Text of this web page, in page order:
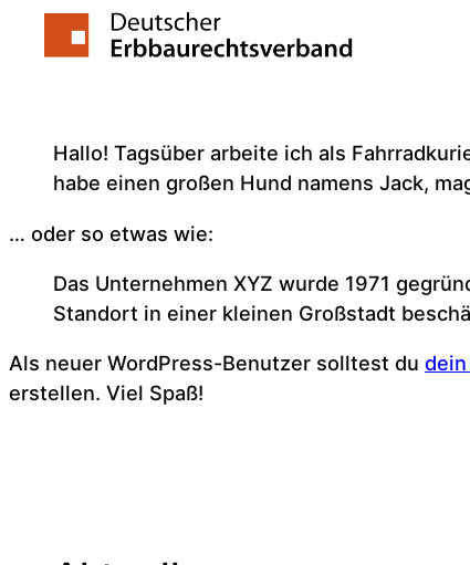
Inhalt
Dies ist eine Beispiel-Seite. Sie
Navigation angezeigt wird. Die meisten
Hallo! Tagsüber arbeite ich als
habe einen großen Hund namens Jack,
… oder so etwas wie:
Das Unternehmen XYZ wurde 1971
Standort in einer kleinen Großstadt
Als neuer WordPress-Benutzer solltest du
erstellen. Viel Spaß!